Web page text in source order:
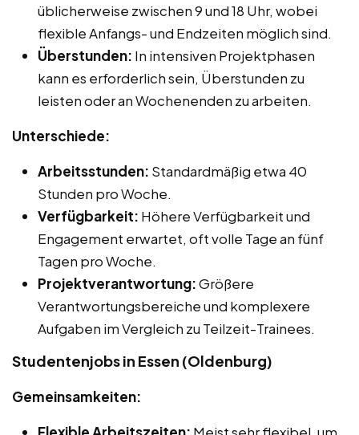
üblicherweise zwischen 9 und 18 Uhr, wobei
flexible Anfangs- und Endzeiten möglich sind.
Überstunden: In intensiven Projektphasen
kann es erforderlich sein, Überstunden zu
leisten oder an Wochenenden zu arbeiten.
Unterschiede:
Arbeitsstunden: Standardmäßig etwa 40
Stunden pro Woche.
Verfügbarkeit: Höhere Verfügbarkeit und
Engagement erwartet, oft volle Tage an fünf
Tagen pro Woche.
Projektverantwortung:Größere
Verantwortungsbereiche und komplexere
Aufgaben im Vergleich zu Teilzeit-Trainees.
Studentenjobs in Essen (Oldenburg)
Gemeinsamkeiten: